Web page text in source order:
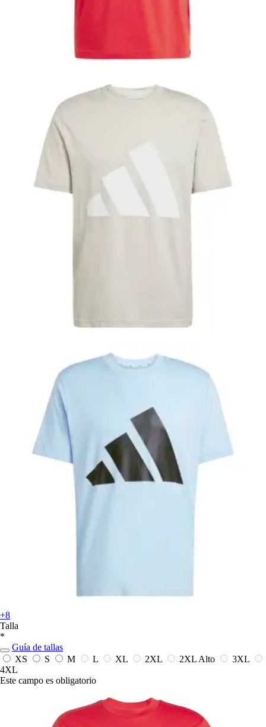
+8
Talla
*
Guía de tallas
XS
S M L XL 2XL 2XL Alto
3XL
4XL
Este campo es obligatorio